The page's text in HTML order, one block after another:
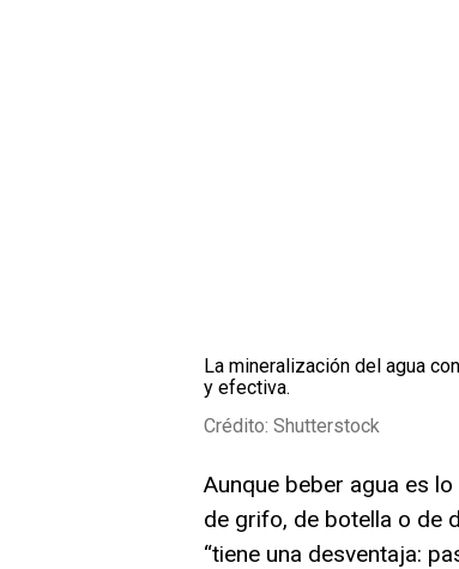
La mineralización del agua
y efectiva.
Crédito: Shutterstock
Aunque beber agua es
de grifo, de botella o de
“tiene una desventaja: